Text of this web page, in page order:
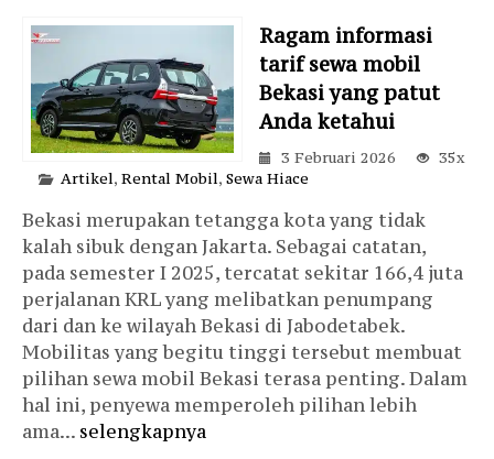
Ragam informasi
tarif sewa mobil
Bekasi yang patut
Anda ketahui
3 Februari 2026
35x
Artikel, Rental Mobil, Sewa Hiace
Bekasi merupakan tetangga kota yang tidak
kalah sibuk dengan Jakarta. Sebagai catatan,
pada semester I 2025, tercatat sekitar 166,4 juta
perjalanan KRL yang melibatkan penumpang
dari dan ke wilayah Bekasi di Jabodetabek.
Mobilitas yang begitu tinggi tersebut membuat
pilihan sewa mobil Bekasi terasa penting. Dalam
hal ini, penyewa memperoleh pilihan lebih
ama... selengkapnya